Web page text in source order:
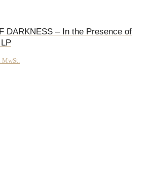
DARKNESS – In the Presence of